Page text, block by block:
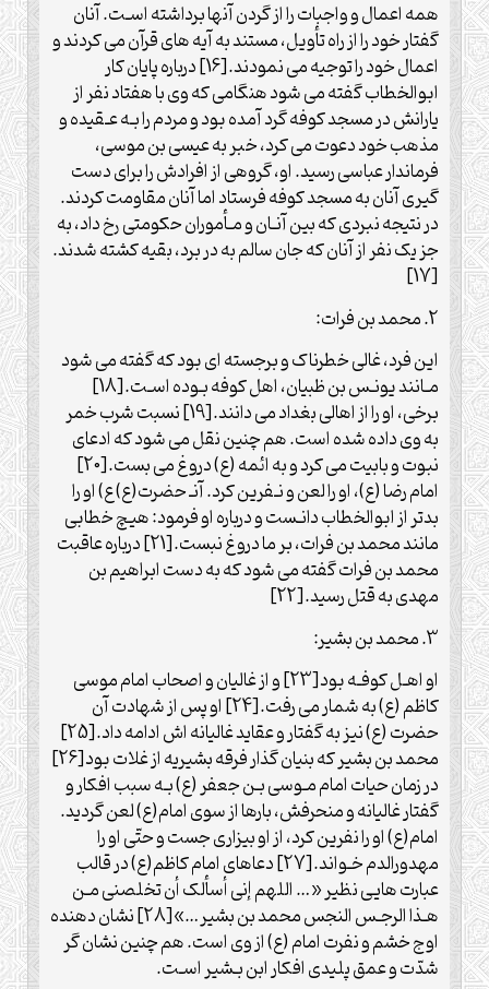
همه اعمال و واجبات را از گردن آنها برداشته اسـت. آنان
گفتار خود را از راه تأویل، مستند به آیه های قرآن می کردند و
اعمال خود را توجیه می نمودند.[16] درباره پایان کار
ابوالخطاب گفته می شود هنگامی که وی با هفتاد نفر از
یارانش در مسجد کوفه گرد آمده بود و مردم را بـه عـقیده و
مذهب خود دعوت می کرد، خبر به عیسی بن موسی،
فرماندار عباسی رسید. او، گروهی از افرادش را برای دست
گیری آنان به مسجد کوفه فرستاد اما آنان مقاومت کردند.
در نتیجه نبردی که بین آنـان و مـأموران حکومتی رخ داد، به
جز یک نفر از آنان که جان سالم به در برد، بقیه کشته شدند.
[17]
2. محمد بن فرات:
این فرد، غالی خطرناک و برجسته ای بود که گفته می شود
مـانند یونـس بن ظبیان، اهل کوفه بـوده اسـت.[18]
برخی، او را از اهالی بغداد می دانند.[19] نسبت شرب خمر
به وی داده شده است. هم چنین نقل می شود که ادعای
نبوت و بابیت می کرد و به ائمه (ع) دروغ می بست.[20]
امام رضا (ع)، او را لعن و نـفرین کرد. آنـ حضرت(ع) ع) او را
بدتر از ابوالخطاب دانـست و درباره او فرمود: هیچ خطابی
مانند محمد بن فرات، بر ما دروغ نبست.[21] درباره عاقبت
محمد بن فرات گفته می شود که به دست ابراهیم بن
مهدی به قتل رسید.[22]
3. محمد بن بشیر:
او اهـل کوفـه بود[23] و از غالیان و اصحاب امام موسی
کاظم (ع) به شمار می رفت.[24] او پس از شهادت آن
حضرت (ع) نیز به گفتار و عقاید غالیانه اش ادامه داد.[25]
محمد بن بشیر که بنیان گذار فرقه بشیریه از غلات بود[26]
در زمان حیات امام مـوسی بـن جعفر (ع) بـه سبب افکار و
گفتار غالیانه و منحرفش، بارها از سوی امام(ع) لعن گردید.
امام(ع) او را نفرین کرد، از او بیزاری جست و حتّی او را
مهدورالدم خـواند.[27] دعاهای امام کاظم(ع) در قالب
عبارت هایی نظیر «… اللهم إنی أسألک أن تخلصنی مـن
هـذا الرجـس النجس محمد بن بشیر…»[28] نشان دهنده
اوج خشم و نفرت امام (ع) از وی است. هم چنین نشان گر
شدّت و عمق پلیدی افکار ابن بـشیر اسـت.